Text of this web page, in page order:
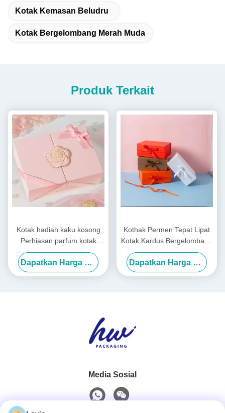
Kotak Kemasan Beludru
Kotak Bergelombang Merah Muda
Produk Terkait
Kotak hadiah kaku kosong
Perhiasan parfum kotak
hadiah mewah logo khusus
Dapatkan Harga Terbaik
Kothak Permen Tepat Lipat
Kotak Kardus Bergelombang
Kotak Hadiah Pakaian Untuk
Liburan
Dapatkan Harga Terbaik
Media Sosial